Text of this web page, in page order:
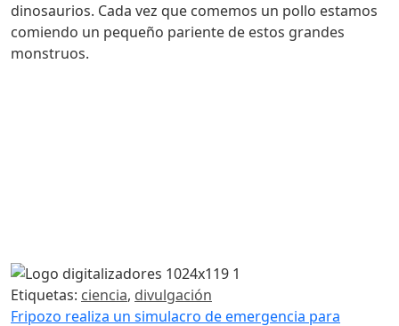
dinosaurios. Cada vez que comemos un pollo estamos
comiendo un pequeño pariente de estos grandes
monstruos.
Etiquetas: ciencia, divulgación
Navegación de entradas
Fripozo realiza un simulacro de emergencia para